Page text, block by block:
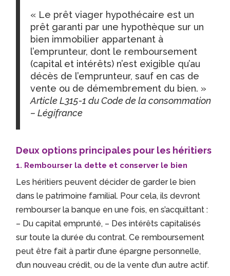
« Le prêt viager hypothécaire est un
prêt garanti par une hypothèque sur un
bien immobilier appartenant à
l’emprunteur, dont le remboursement
(capital et intérêts) n’est exigible qu’au
décès de l’emprunteur, sauf en cas de
vente ou de démembrement du bien. »
Article L315-1 du Code de la consommation
– Légifrance
Deux options principales pour les héritiers
1. Rembourser la dette et conserver le bien
Les héritiers peuvent décider de garder le bien
dans le patrimoine familial. Pour cela, ils devront
rembourser la banque en une fois, en s’acquittant :
– Du capital emprunté, – Des intérêts capitalisés
sur toute la durée du contrat. Ce remboursement
peut être fait à partir d’une épargne personnelle,
d’un nouveau crédit, ou de la vente d’un autre actif.